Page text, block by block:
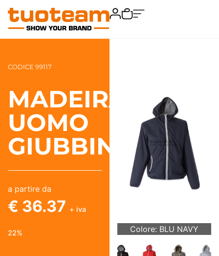
Colore: BLU NAVY
CODICE 99117
MADEIRA
UOMO
GIUBBINO
a partire da
€ 36.37 + iva
22%